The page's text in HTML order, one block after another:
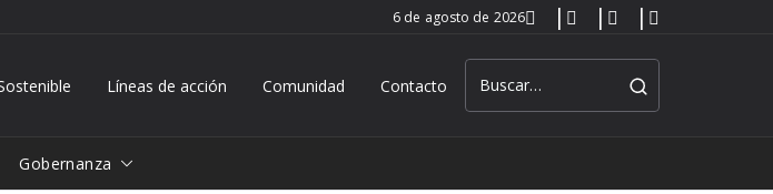
6 de agosto de 2026
Líneas de acción Comunidad Contacto
Gobernanza